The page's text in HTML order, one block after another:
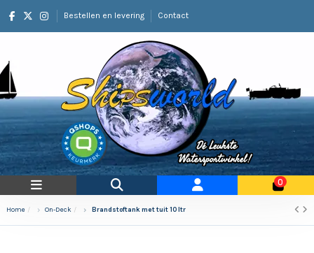
Bestellen en levering Contact
0
Home On-Deck Brandstoftank met tuit 10 ltr